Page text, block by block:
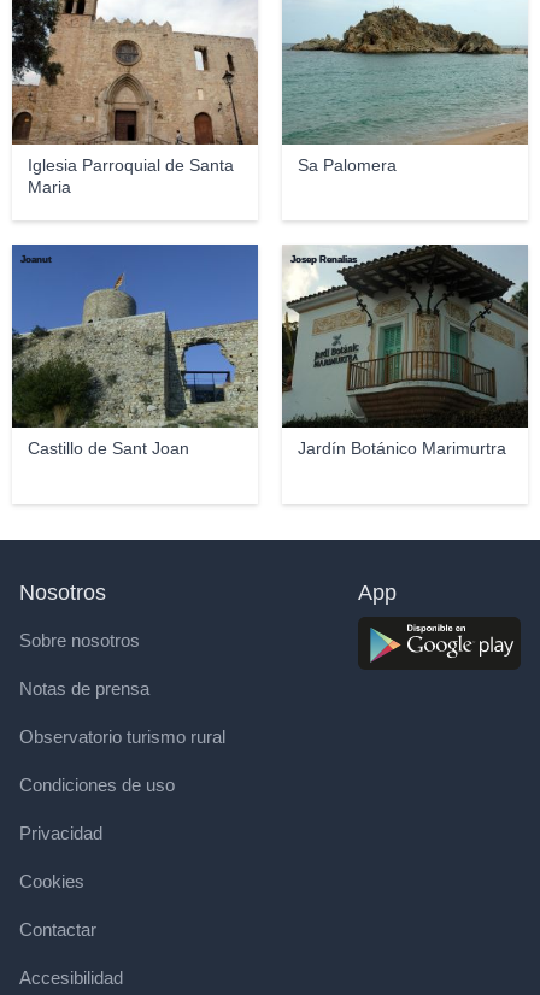
Iglesia Parroquial de Santa
Maria
Sa Palomera
Castillo de Sant Joan
Joanut
Jardín Botánico Marimurtra
Josep Renalias
Nosotros
Sobre nosotros
Notas de prensa
Observatorio turismo rural
Condiciones de uso
Privacidad
Cookies
Contactar
Accesibilidad
App